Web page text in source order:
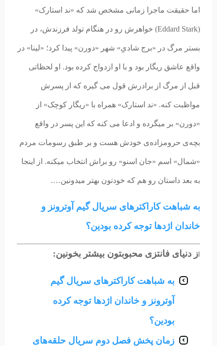
اما حقیقت ماجرا زمانی مشخص شد که «ند استارک»
(Eddard Stark) خواهرش رو در هنگام تولد فرزندش، در
بستر مرگ در «برج شادیِ» شهر «دورن» پیدا کرد؛ «لینا» در
واقع عاشق ریگار بود و با او ازدواج کرده بود. او لحظاتی
قبل از مرگ از برادرش قول می گیره که از پسرش
مواظبت کنه. «ند استارک» همراه با «ریگار کوچک» از
«دورن» بر میگرده و ادعا می کنه که این پسر در واقع
بچه‌ی حرومزاده‌ی خودش هست و بر طبق رسومات مردم
«شمال» اسم «جان اسنو» رو براش انتخاب میکنه. از اینجا
به بعد داستان رو هم که خودتون بهتر میدونین….
به شباهت‌ کاراکترهای سریال گیم آوترونز و
خاندان اژدها توجه کرده بودین؟
ز دنیای فانتزی محبوبتون بیشتر بخونین:
به شباهت‌ کاراکترهای سریال گیم
آوترونز و خاندان اژدها توجه کرده
بودین؟
زمان پخش فصل دوم سریال حلقه‌های